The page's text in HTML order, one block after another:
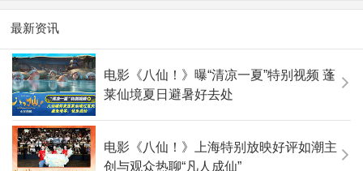
最新资讯
电影《八仙！》曝“清凉一夏”特别视频 蓬
莱仙境夏日避暑好去处
电影《八仙！》上海特别放映好评如潮主
创与观众热聊“凡人成仙”